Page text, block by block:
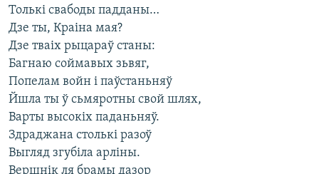
Толькі свабоды падданы…
Дзе ты, Краіна мая?
Дзе тваіх рыцараў станы:
Багнаю соймавых зьвяг,
Попелам войн і паўстаньняў
Йшла ты ў сьмяротны свой шлях,
Варты высокіх паданьняў.
Здраджана столькі разоў
Выгляд згубіла арліны.
Вершнік ля брамы дазор